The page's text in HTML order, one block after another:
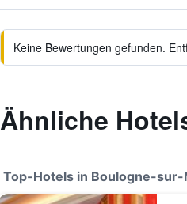
Keine Bewertungen gefunden.
Ähnliche
Top-Hotels in Boulogne-sur-